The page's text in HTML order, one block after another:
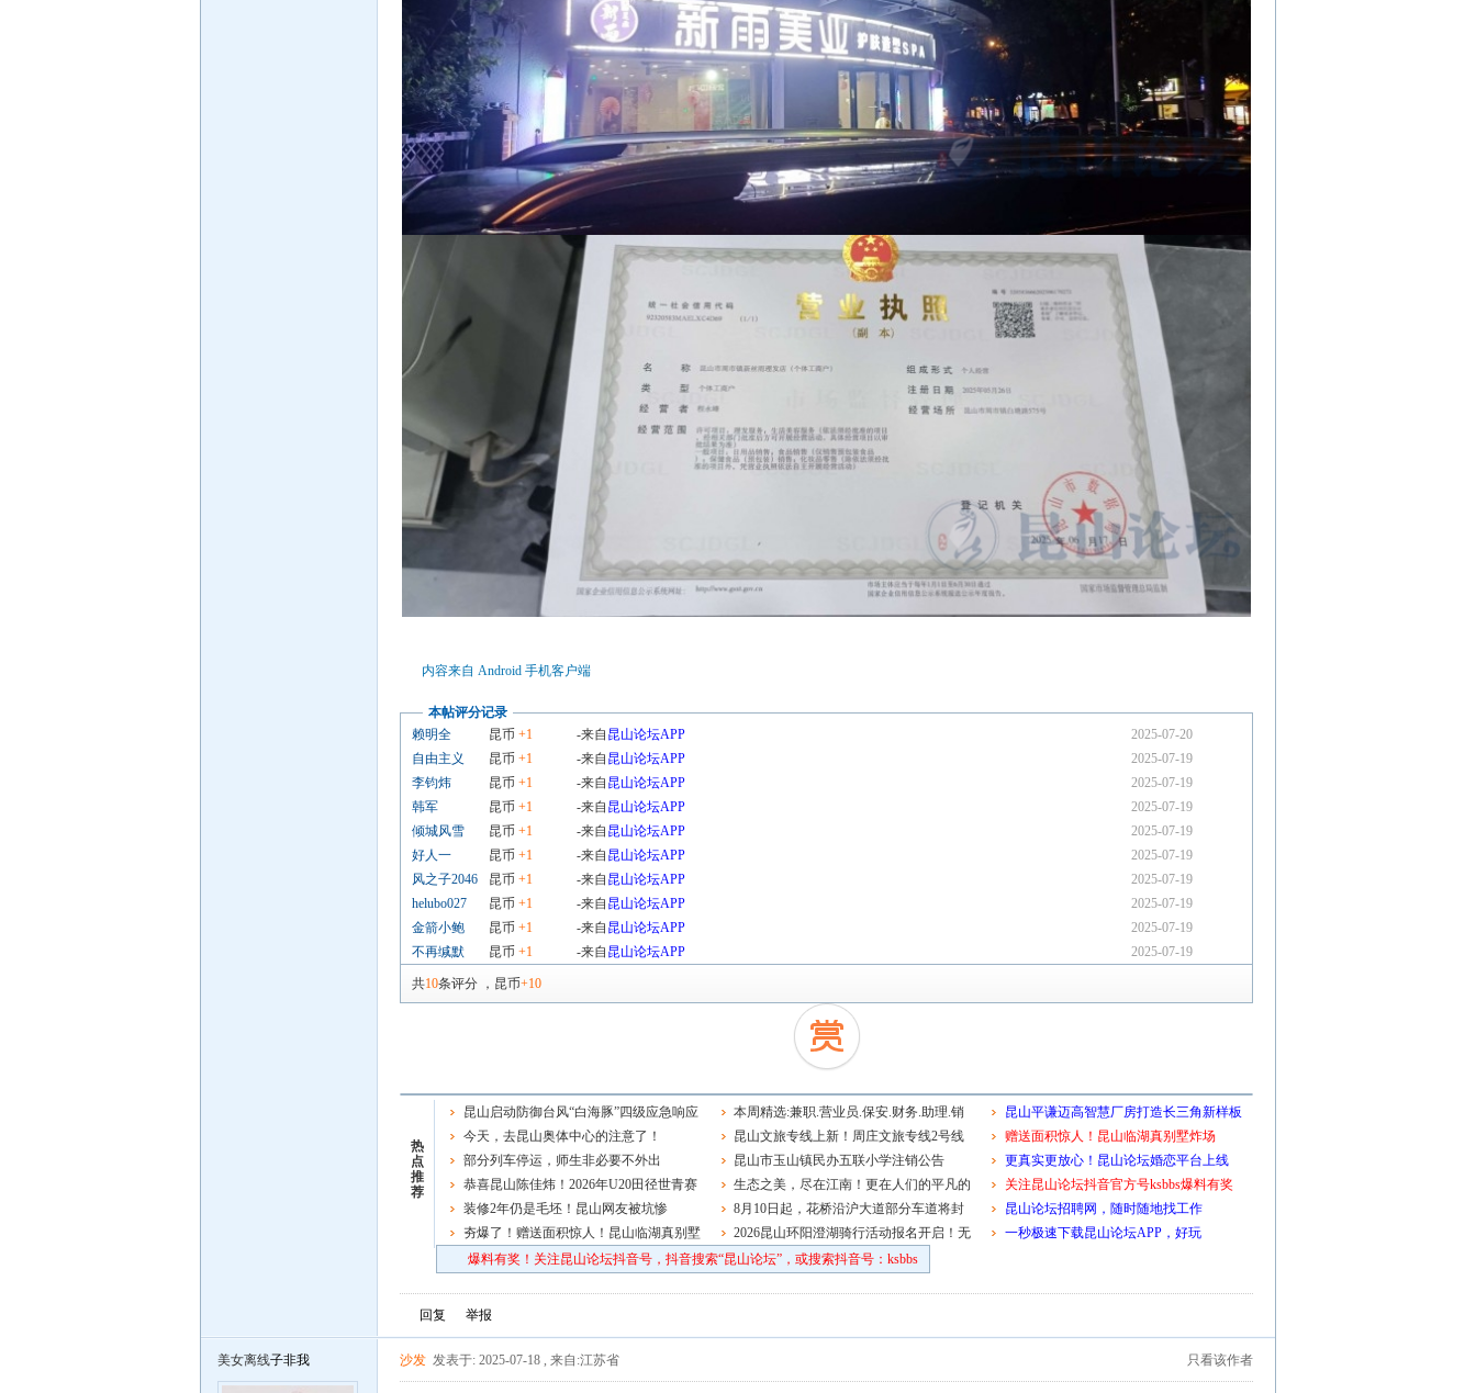
内容来自 Android 手机客户端
本帖评分记录
赖明全
昆币 +1 -来自 昆山论坛APP
2025-07-20
自由主义
昆币 +1 -来自 昆山论坛APP
2025-07-19
李钧炜
昆币 +1 -来自 昆山论坛APP
2025-07-19
韩军
昆币 +1 -来自 昆山论坛APP
2025-07-19
倾城风雪
昆币 +1 -来自 昆山论坛APP
2025-07-19
好人一
昆币 +1 -来自 昆山论坛APP
2025-07-19
风之子2046
昆币 +1 -来自 昆山论坛APP
2025-07-19
helubo027
昆币 +1 -来自 昆山论坛APP
2025-07-19
金箭小鲍
昆币 +1 -来自 昆山论坛APP
2025-07-19
不再缄默
昆币 +1 -来自 昆山论坛APP 2025-07-19
共10条评分 ， 昆币+10
热
点
推
荐
昆山启动防御台风“白海豚”四级应急响应
今天，去昆山奥体中心的注意了！
部分列车停运，师生非必要不外出
恭喜昆山陈佳炜！2026年U20田径世青赛
男子链球决赛夺冠
装修2年仍是毛坯！昆山网友被坑惨
夯爆了！赠送面积惊人！昆山临湖真别墅
炸场
本周精选:兼职.营业员.保安.财务.助理.销
售.品管主管.钳工.学徒.电工.前台.老师~
昆山文旅专线上新！周庄文旅专线2号线
正式开通运营
昆山市玉山镇民办五联小学注销公告
生态之美，尽在江南！更在人们的平凡的
日常中
8月10日起，花桥沿沪大道部分车道将封
闭施工，双向通行照常
2026昆山环阳澄湖骑行活动报名开启！无
车日，趣骑行！
昆山平谦迈高智慧厂房打造长三角新样板
赠送面积惊人！昆山临湖真别墅炸场
更真实更放心！昆山论坛婚恋平台上线
关注昆山论坛抖音官方号ksbbs爆料有奖
昆山论坛招聘网，随时随地找工作
一秒极速下载昆山论坛APP，好玩
爆料有奖！关注昆山论坛抖音号，抖音搜索“昆山论坛”，或搜索抖音号：ksbbs
回复 举报
美女离线子非我 只看该作者
沙发 发表于: 2025-07-18 , 来自:江苏省